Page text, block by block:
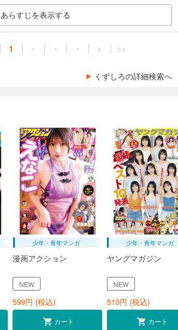
あらすじを表示する
1 ・ ・ ・ > >>
くずしろの詳細検索へ
少年・青年マンガ
漫画アクション
NEW
599円 (税込)
カート
少年・青年マンガ
ヤングマガジン
NEW
510円 (税込)
カート